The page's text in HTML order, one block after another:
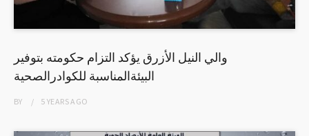
والي النيل الأزرق يؤكد التزام حكومته بتوفير
البيئةالمناسبة للكوادرالصحية
BY 5 YEARSAGO